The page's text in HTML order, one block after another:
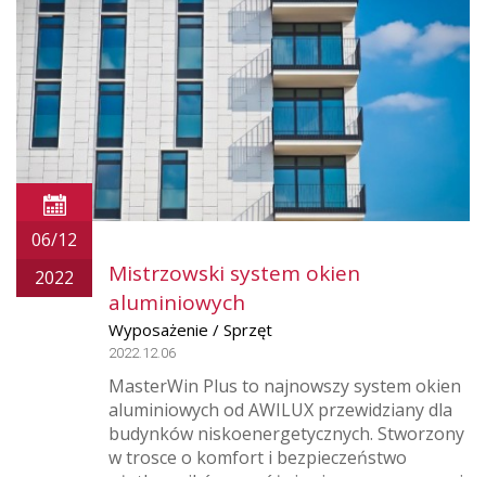
06/12
2022
Mistrzowski system okien
aluminiowych
Wyposażenie / Sprzęt
2022.12.06
MasterWin Plus to najnowszy system okien
aluminiowych od AWILUX przewidziany dla
budynków niskoenergetycznych. Stworzony
w trosce o komfort i bezpieczeństwo